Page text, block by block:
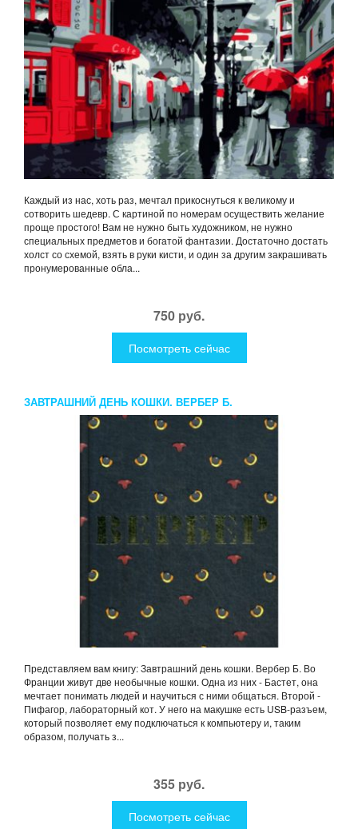
Каждый из нас, хоть раз, мечтал прикоснуться к великому и
сотворить шедевр. С картиной по номерам осуществить желание
проще простого! Вам не нужно быть художником, не нужно
специальных предметов и богатой фантазии. Достаточно достать
холст со схемой, взять в руки кисти, и один за другим закрашивать
пронумерованные обла...
750 руб.
Посмотреть сейчас
ЗАВТРАШНИЙ ДЕНЬ КОШКИ. ВЕРБЕР Б.
Представляем вам книгу: Завтрашний день кошки. Вербер Б. Во
Франции живут две необычные кошки. Одна из них - Бастет, она
мечтает понимать людей и научиться с ними общаться. Второй -
Пифагор, лабораторный кот. У него на макушке есть USB-разъем,
который позволяет ему подключаться к компьютеру и, таким
образом, получать з...
355 руб.
Посмотреть сейчас